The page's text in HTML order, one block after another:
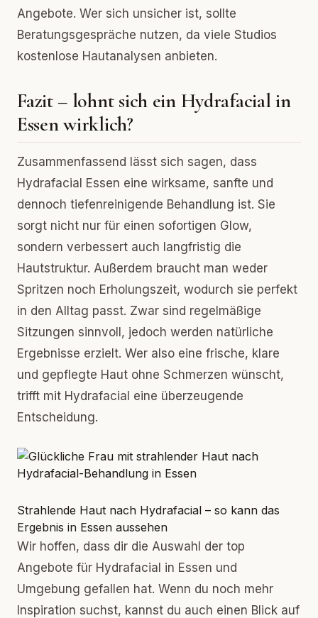
Angebote. Wer sich unsicher ist, sollte
Beratungsgespräche nutzen, da viele Studios
kostenlose Hautanalysen anbieten.
Fazit – lohnt sich ein Hydrafacial in
Essen wirklich?
Zusammenfassend lässt sich sagen, dass
Hydrafacial Essen eine wirksame, sanfte und
dennoch tiefenreinigende Behandlung ist. Sie
sorgt nicht nur für einen sofortigen Glow,
sondern verbessert auch langfristig die
Hautstruktur. Außerdem braucht man weder
Spritzen noch Erholungszeit, wodurch sie perfekt
in den Alltag passt. Zwar sind regelmäßige
Sitzungen sinnvoll, jedoch werden natürliche
Ergebnisse erzielt. Wer also eine frische, klare
und gepflegte Haut ohne Schmerzen wünscht,
trifft mit Hydrafacial eine überzeugende
Entscheidung.
Strahlende Haut nach Hydrafacial – so kann das
Ergebnis in Essen aussehen
Wir hoffen, dass dir die Auswahl der top
Angebote für Hydrafacial in Essen und
Umgebung gefallen hat. Wenn du noch mehr
Inspiration suchst, kannst du auch einen Blick auf